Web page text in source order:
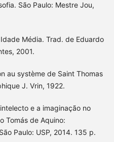
São Paulo: Mestre Jou,
Média. Trad. de Eduardo
2001.
au système de Saint Thomas
J. Vrin, 1922.
e a imaginação no
Tomás de Aquino:
Paulo: USP, 2014. 135 p.